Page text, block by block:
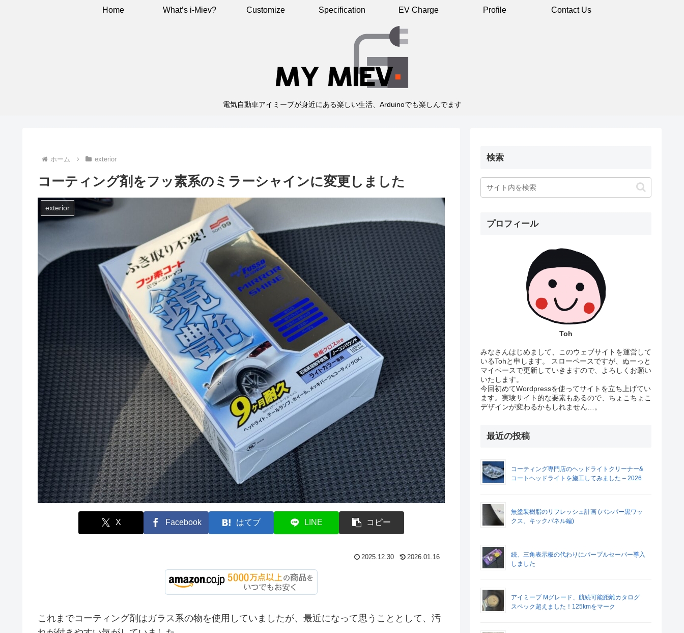
電気自動車アイミーブが身近にある楽しい生活、Arduinoでも楽しんでます
Home What’s i-Miev? Customize Specification EV Charge Profile Contact Us
ホーム exterior
コーティング剤をフッ素系のミラーシャインに変更しました
exterior
X Facebook はてブ LINE コピー
2025.12.30 2026.01.16
これまでコーティング剤はガラス系の物を使用していましたが、最近になって思うこととして、汚
検索
プロフィール
Toh
みなさんはじめまして、このウェブサイトを運営して
いるTohと申します。 スローペースですが、ぬーっと
マイペースで更新していきますので、よろしくお願い
いたします。
今回初めてWordpressを使ってサイトを立ち上げてい
ます。実験サイト的な要素もあるので、ちょこちょこ
デザインが変わるかもしれません…。
最近の投稿
コーティング専門店のヘッドライトクリーナー&
コートヘッドライトを施工してみました – 2026
無塗装樹脂のリフレッシュ計画 (バンパー黒ワッ
クス、キックパネル編)
続、三角表示板の代わりにパープルセーバー導入
しました
アイミーブ Mグレード、航続可能距離カタログ
スペック超えました！125kmをマーク